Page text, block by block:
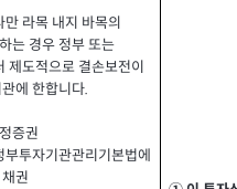
만 라목 내지 바목의
는 경우 정부 또는
제도적으로 결손보전이
에 한합니다.
증권
부투자기관관리기본법에
권